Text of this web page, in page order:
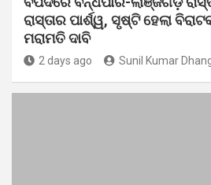
ରାସ୍ତାର ପାର୍ଶ୍ୱ, ସୃଷ୍ଟି ହେଲା
ମରାମତି ଦାବି
2 days ago Sunil Kumar